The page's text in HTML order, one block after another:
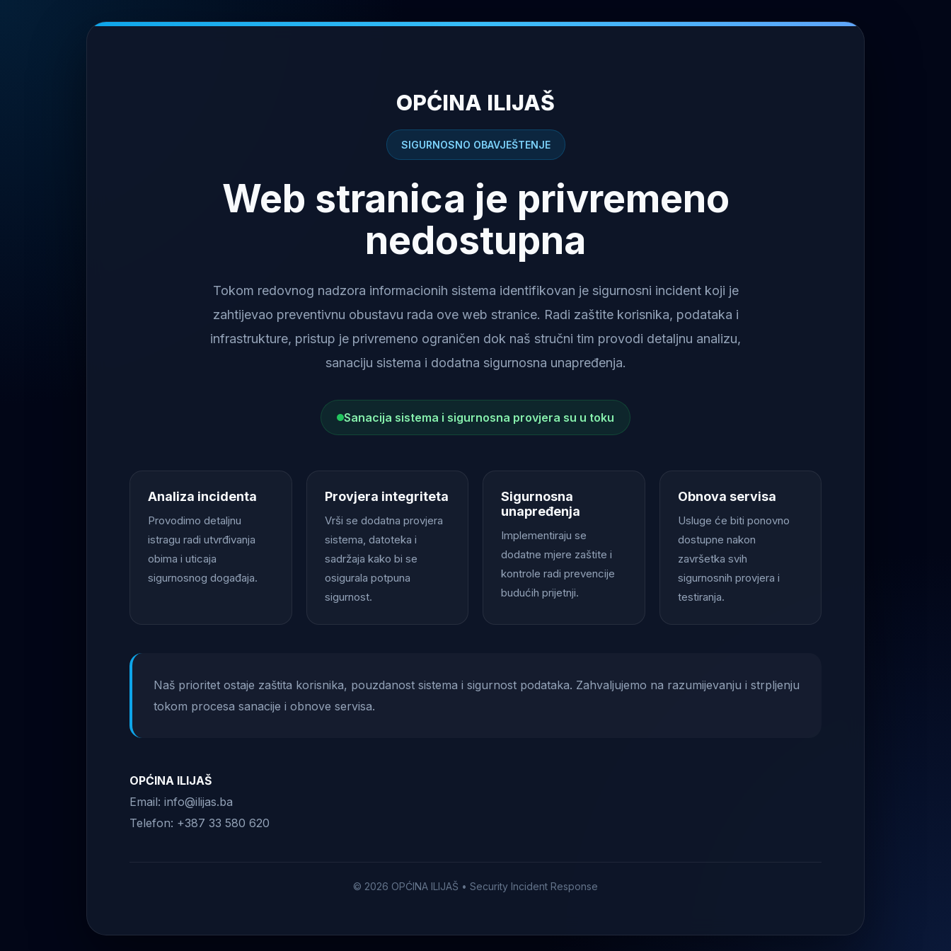
OPĆINA ILIJAŠ
SIGURNOSNO OBAVJEŠTENJE
Web stranica je privremeno
nedostupna
Tokom redovnog nadzora informacionih sistema identifikovan je sigurnosni incident koji je
zahtijevao preventivnu obustavu rada ove web stranice. Radi zaštite korisnika, podataka i
infrastrukture, pristup je privremeno ograničen dok naš stručni tim provodi detaljnu analizu,
sanaciju sistema i dodatna sigurnosna unapređenja.
Sanacija sistema i sigurnosna provjera su u toku
Analiza incidenta
Provodimo detaljnu
istragu radi utvrđivanja
obima i uticaja
sigurnosnog događaja.
Provjera integriteta
Vrši se dodatna provjera
sistema, datoteka i
sadržaja kako bi se
osigurala potpuna
sigurnost.
Sigurnosna
unapređenja
Implementiraju se
dodatne mjere zaštite i
kontrole radi prevencije
budućih prijetnji.
Obnova servisa
Usluge će biti ponovno
dostupne nakon
završetka svih
sigurnosnih provjera i
testiranja.
Naš prioritet ostaje zaštita korisnika, pouzdanost sistema i sigurnost podataka. Zahvaljujemo na razumijevanju i strpljenju
tokom procesa sanacije i obnove servisa.
OPĆINA ILIJAŠ
Email: info@ilijas.ba
Telefon: +387 33 580 620
© 2026 OPĆINA ILIJAŠ • Security Incident Response